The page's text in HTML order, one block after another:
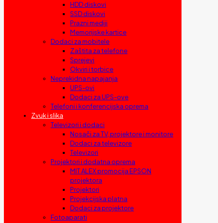
HDD diskovi
SSD diskovi
Prazni mediji
Memorijske kartice
Dodaci za mobitele
Zaštita za telefone
Sprejevi
Okviri i torbice
Neprekidna napajanja
UPS-ovi
Dodaci za UPS-ove
Telefoni i konferencijska oprema
Zvuk i slika
Televizori i dodaci
Nosači za TV, projektore i monitore
Dodaci za televizore
Televizori
Projektori i dodatna oprema
MIT ALEX promocija EPSON
projektora
Projektori
Projekcijska platna
Dodaci za projektore
Fotoaparati